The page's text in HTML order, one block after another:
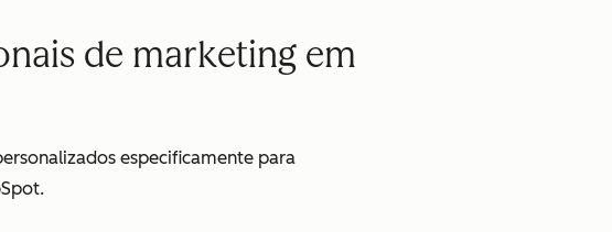
de marketing em
especificamente para